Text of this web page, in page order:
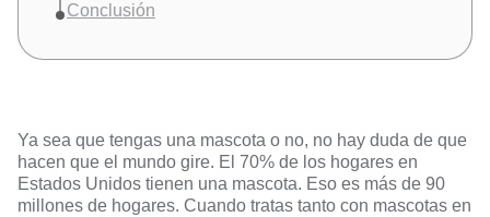
Conclusión
Ya sea que tengas una mascota o no, no hay duda de que
hacen que el mundo gire. El 70% de los hogares en
Estados Unidos tienen una mascota. Eso es más de 90
millones de hogares. Cuando tratas tanto con mascotas en